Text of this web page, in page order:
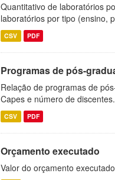
Quantitativo de laboratórios
laboratórios por tipo (ensino,
CSV PDF
Programas de pós-
Relação de programas de
Capes e número de discentes.
CSV PDF
Orçamento executado
Valor do orçamento